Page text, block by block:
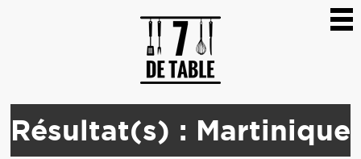
Résultat(s) : Martinique